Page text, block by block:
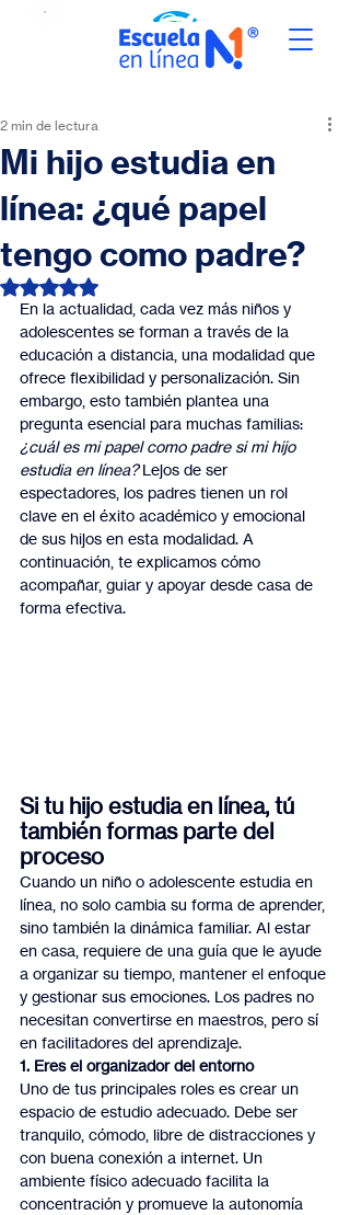
Mi hijo estudia en
línea: ¿qué papel
tengo como padre?
2 min de lectura
Obtuvo NaN de 5 estrellas.
En la actualidad, cada vez más niños y
adolescentes se forman a través de la
educación a distancia, una modalidad que
ofrece flexibilidad y personalización. Sin
embargo, esto también plantea una
pregunta esencial para muchas familias:
¿cuál es mi papel como padre si mi hijo
estudia en línea? Lejos de ser
espectadores, los padres tienen un rol
clave en el éxito académico y emocional
de sus hijos en esta modalidad. A
continuación, te explicamos cómo
acompañar, guiar y apoyar desde casa de
forma efectiva.
Si tu hijo estudia en línea, tú
también formas parte del
proceso
Cuando un niño o adolescente estudia en
línea, no solo cambia su forma de aprender,
sino también la dinámica familiar. Al estar
en casa, requiere de una guía que le ayude
a organizar su tiempo, mantener el enfoque
y gestionar sus emociones. Los padres no
necesitan convertirse en maestros, pero sí
en facilitadores del aprendizaje.
1. Eres el organizador del entorno
Uno de tus principales roles es crear un
espacio de estudio adecuado. Debe ser
tranquilo, cómodo, libre de distracciones y
con buena conexión a internet. Un
ambiente físico adecuado facilita la
concentración y promueve la autonomía